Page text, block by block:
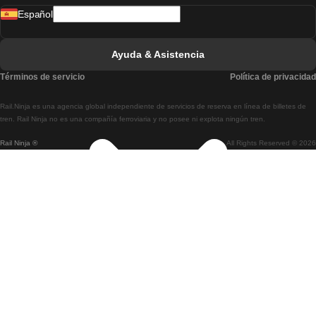
Tren De Lisboa A Braga
Tren De Braga A Lisboa
Rail Ninja ® All Rights Reserved © 2026
Rail.Ninja es una agencia global independiente de servicios de reserva en línea de billetes de
tren. Rail Ninja no es una compañía ferroviaria y no posee ni explota ningún tren.
Español
Ayuda & Asistencia
Términos de servicio Política de privacidad